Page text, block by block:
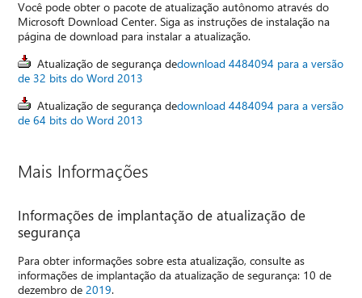
Você pode obter o pacote de atualização autônomo através do
Microsoft Download Center. Siga as instruções de instalação na
página de download para instalar a atualização.
Atualização de segurança dedownload 4484094 para a versão
de 32 bits do Word 2013
Atualização de segurança dedownload 4484094 para a versão
de 64 bits do Word 2013
Mais Informações
Informações de implantação de atualização de
segurança
Para obter informações sobre esta atualização, consulte as
informações de implantação da atualização de segurança: 10 de
dezembro de2019.